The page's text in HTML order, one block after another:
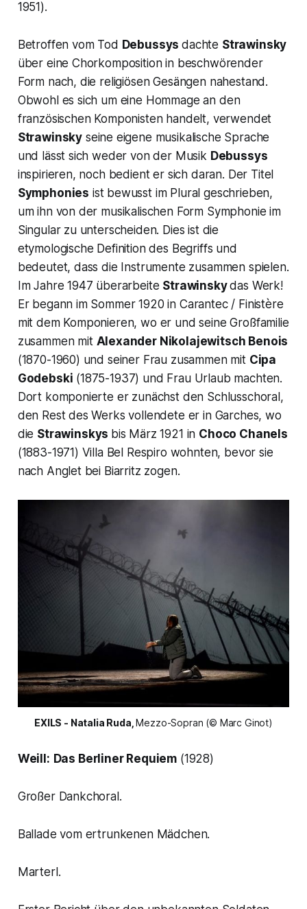
1951).
Betroffen vom Tod Debussysdachte Strawinsky
über eine Chorkomposition in beschwörender
Form nach, die religiösen Gesängen nahestand.
Obwohl es sich um eine Hommage an den
französischen Komponisten handelt, verwendet
Strawinsky seine eigene musikalische Sprache
und lässt sich weder von der Musik Debussys
inspirieren, noch bedient er sich daran. Der Titel
Symphonies ist bewusst im Plural geschrieben,
um ihn von der musikalischen Form Symphonie im
Singular zu unterscheiden. Dies ist die
etymologische Definition des Begriffs und
bedeutet, dass die Instrumente zusammen spielen.
Im Jahre 1947 überarbeite Strawinskydas Werk!
Er begann im Sommer 1920 in Carantec / Finistère
mit dem Komponieren, wo er und seine Großfamilie
zusammen mit Alexander Nikolajewitsch Benois
(1870-1960) und seiner Frau zusammen mit Cipa
Godebski (1875-1937) und Frau Urlaub machten.
Dort komponierte er zunächst den Schlusschoral,
den Rest des Werks vollendete er in Garches, wo
die Strawinskys bis März 1921 in Choco Chanels
(1883-1971) Villa Bel Respiro wohnten, bevor sie
nach Anglet bei Biarritz zogen.
EXILS - Natalia Ruda, Mezzo-Sopran (© Marc Ginot)
Weill: Das Berliner Requiem (1928)
Großer Dankchoral.
Ballade vom ertrunkenen Mädchen.
Marterl.